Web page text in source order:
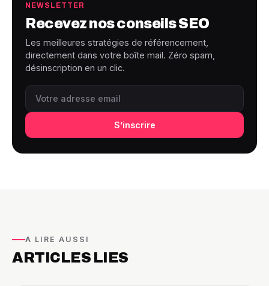
NEWSLETTER
Recevez nos conseils SEO
Les meilleures stratégies de référencement,
directement dans votre boîte mail. Zéro spam,
désinscription en un clic.
S’inscrire
A LIRE AUSSI
ARTICLES LIES